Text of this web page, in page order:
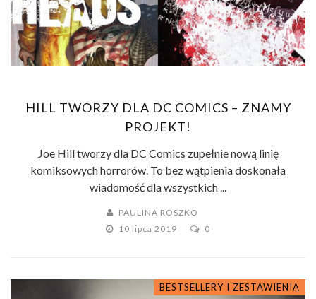
HILL TWORZY DLA DC COMICS – ZNAMY
PROJEKT!
Joe Hill tworzy dla DC Comics zupełnie nową linię
komiksowych horrorów. To bez wątpienia doskonała
wiadomość dla wszystkich ...
PAULINA ROSZKO
10 lipca 2019
0
BESTSELLERY I ZESTAWIENIA